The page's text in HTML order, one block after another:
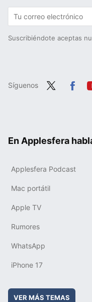
Suscribiéndote aceptas
Síguenos
En Applesfera
Applesfera Podcast
Mac portátil
Apple TV
Rumores
WhatsApp
iPhone 17
VER MÁS TEMAS